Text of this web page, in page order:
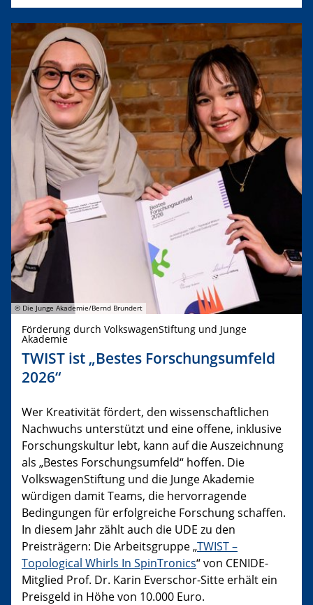
© Die Junge Akademie/Bernd Brundert
Förderung durch VolkswagenStiftung und Junge
Akademie
TWIST ist „Bestes Forschungsumfeld
2026“
Wer Kreativität fördert, den wissenschaftlichen
Nachwuchs unterstützt und eine offene, inklusive
Forschungskultur lebt, kann auf die Auszeichnung
als „Bestes Forschungsumfeld“ hoffen. Die
VolkswagenStiftung und die Junge Akademie
würdigen damit Teams, die hervorragende
Bedingungen für erfolgreiche Forschung schaffen.
In diesem Jahr zählt auch die UDE zu den
Preisträgern: Die Arbeitsgruppe „TWIST –
Topological Whirls In SpinTronics“ von CENIDE-
Mitglied Prof. Dr. Karin Everschor-Sitte erhält ein
Preisgeld in Höhe von 10.000 Euro.